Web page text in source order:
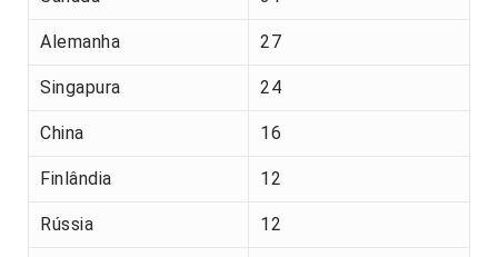
Alemanha 27
Singapura 24
China 16
Finlândia 12
Rússia 12